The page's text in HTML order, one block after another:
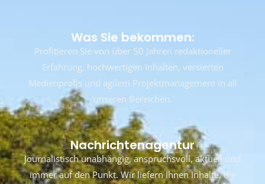
Was Sie bekommen:
Profitieren Sie von über 50 Jahren redaktioneller
Erfahrung, hochwertigen Inhalten, versierten
Medienprofis und agilem Projektmanagement in all
unseren Bereichen.
Nachrichtenagentur
Journalistisch unabhängig, anspruchsvoll, aktuell und
immer auf den Punkt. Wir liefern Ihnen Inhalte, die